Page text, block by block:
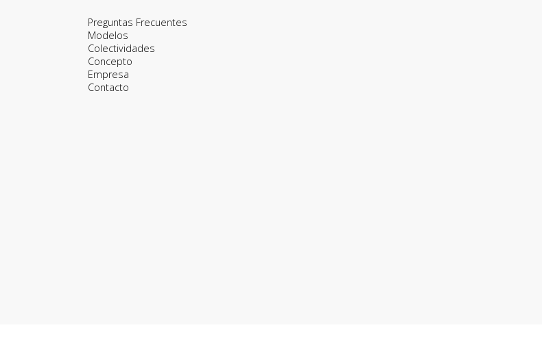
Preguntas Frecuentes
Modelos
Colectividades
Concepto
Empresa
Contacto